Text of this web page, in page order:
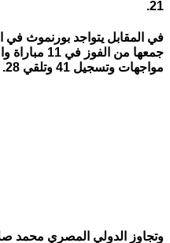
21.
مواجهات وتسجيل 41 وتلقي 28.
وتجاوز الدولي المصري محمد